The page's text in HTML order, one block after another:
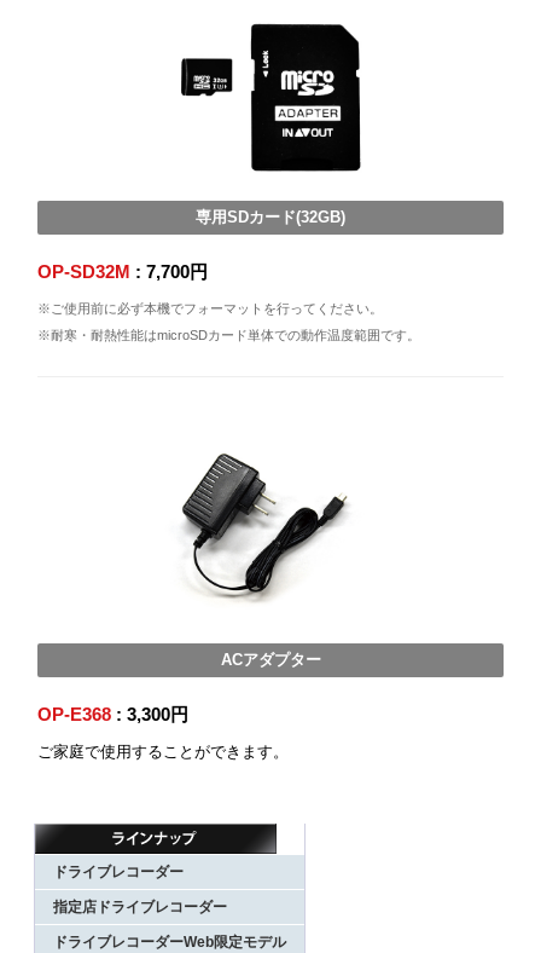
専用SDカード(32GB)
OP-SD32M : 7,700円
※ご使用前に必ず本機でフォーマットを行ってください。
※耐寒・耐熱性能はmicroSDカード単体での動作温度範囲です。
ACアダプター
OP-E368 : 3,300円
ご家庭で使用することができます。
ドライブレコーダー
指定店ドライブレコーダー
ドライブレコーダーWeb限定モデル